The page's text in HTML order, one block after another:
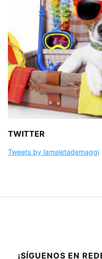
TWITTER
Tweets by lamaletademaggi
¡SÍGUENOS EN